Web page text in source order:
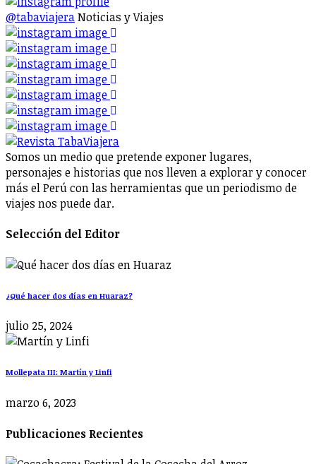
@tabaviajeraNoticias y Viajes
Somos un medio que pretende exponer lugares,
personajes e historias que nos lleven a explorar y conocer
más el Perú con las herramientas que un periodismo de
viajes nos puede dar.
Selección del Editor
¿Qué hacer dos días en Huaraz?
julio 25, 2024
Mollepata III: Martín y Linfi
marzo 6, 2023
Publicaciones Recientes